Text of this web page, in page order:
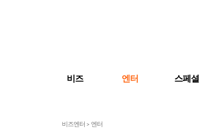
비즈 엔터 스페셜
비즈엔터 > 엔터